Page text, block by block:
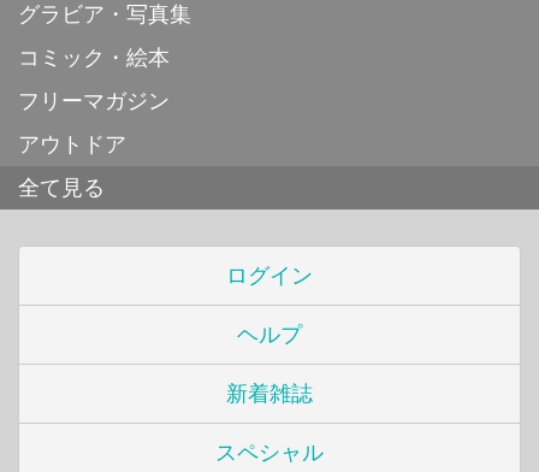
グラビア・写真集
コミック・絵本
フリーマガジン
アウトドア
全て見る
ログイン
ヘルプ
新着雑誌
スペシャル